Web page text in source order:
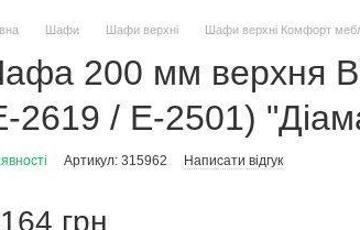
Шафи Шафи верхні Шафи верхні Комфорт
200 мм верхня
2619 / Е-2501)
Артикул: 315962 Написати відгук
грн